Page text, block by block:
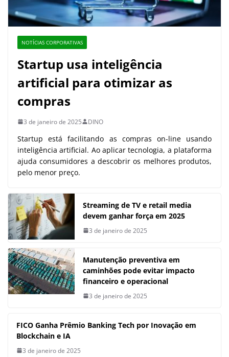
NOTÍCIAS CORPORATIVAS
Startup usa inteligência
artificial para otimizar as
compras
3 de janeiro de 2025 DINO
Startup está facilitando as compras on-line usando
inteligência artificial. Ao aplicar tecnologia, a plataforma
ajuda consumidores a descobrir os melhores produtos,
pelo menor preço.
Streaming de TV e retail media
devem ganhar força em 2025
3 de janeiro de 2025
Manutenção preventiva em
caminhões pode evitar impacto
financeiro e operacional
3 de janeiro de 2025
FICO Ganha Prêmio Banking Tech por Inovação em
Blockchain e IA
3 de janeiro de 2025